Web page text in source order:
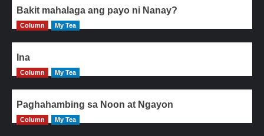
Bakit mahalaga ang payo ni Nanay?
Column My Tea
Ina
Column My Tea
Paghahambing sa Noon at Ngayon
Column My Tea